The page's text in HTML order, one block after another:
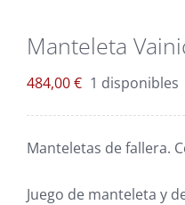
Manteleta
484,00€ 1 disponibles
Manteletas de fallera.
Juego de manteleta y